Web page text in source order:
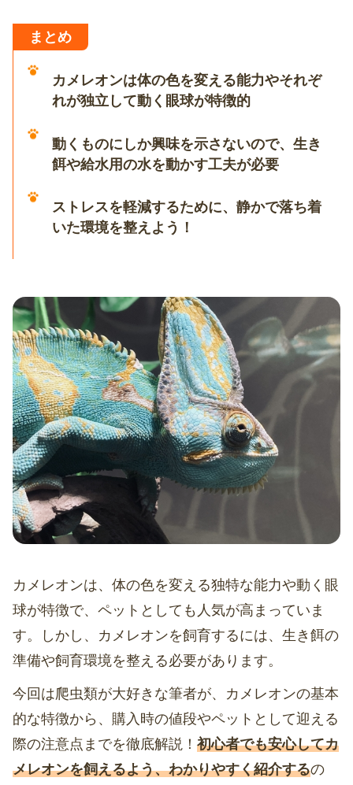
まとめ
カメレオンは体の色を変える能力やそれぞ
れが独立して動く眼球が特徴的
動くものにしか興味を示さないので、生き
餌や給水用の水を動かす工夫が必要
ストレスを軽減するために、静かで落ち着
いた環境を整えよう！
カメレオンは、体の色を変える独特な能力や動く眼
球が特徴で、ペットとしても人気が高まっていま
す。しかし、カメレオンを飼育するには、生き餌の
準備や飼育環境を整える必要があります。
今回は爬虫類が大好きな筆者が、カメレオンの基本
的な特徴から、購入時の値段やペットとして迎える
際の注意点までを徹底解説！ 初心者でも安心してカ
メレオンを飼えるよう、わかりやすく紹介するの